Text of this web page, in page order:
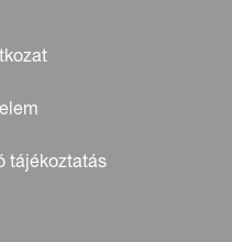
tájékoztatás